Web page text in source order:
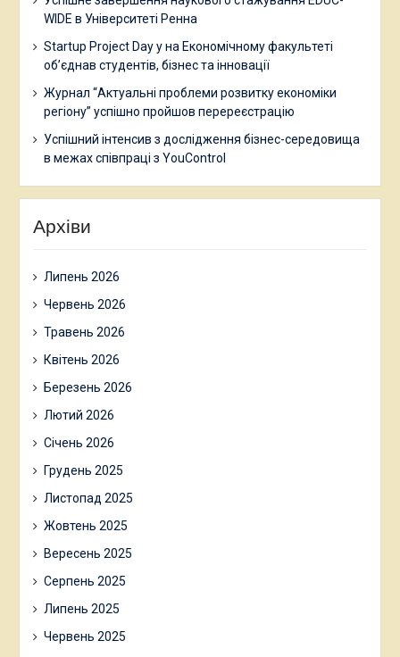
WIDE в Університеті Ренна
Startup Project Day у на Економічному факультеті
об’єднав студентів, бізнес та інновації
Журнал “Актуальні проблеми розвитку економіки
регіону” успішно пройшов перереєстрацію
Успішний інтенсив з дослідження бізнес-середовища
в межах співпраці з YouControl
Архіви
Липень 2026
Червень 2026
Травень 2026
Квітень 2026
Березень 2026
Лютий 2026
Січень 2026
Грудень 2025
Листопад 2025
Жовтень 2025
Вересень 2025
Серпень 2025
Липень 2025
Червень 2025